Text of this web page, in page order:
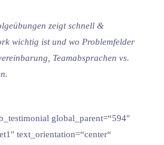
zeigt schnell &
wichtig ist und wo Problemfelder
Teamabsprachen vs.
global_parent=“594″
text_orientation=“center“